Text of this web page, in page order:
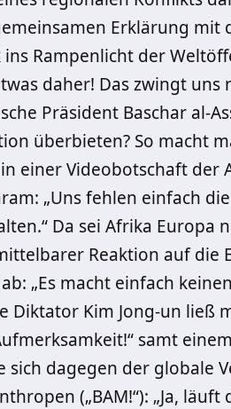
Erklärung mit
Rampenlicht der
daher! Das zwingt uns
Präsident Baschar al-
überbieten? So macht
in einer Videobotschaft der
„Uns fehlen einfach
Da sei Afrika Europa
Reaktion auf die
„Es macht einfach
Diktator Kim Jong-un ließ
samt
dagegen der globale
(„BAM!“): „Ja, läuft